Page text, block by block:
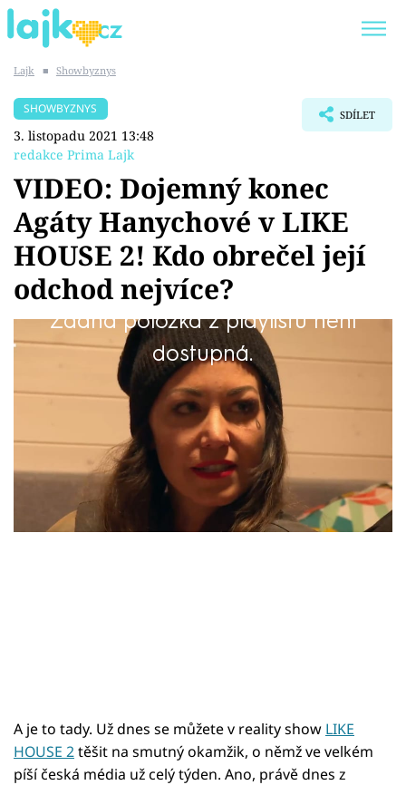
SHOPAHOLICADEL
Témata
Showbyznys
Youtubeři
Sex a vztahy
Sledujte prima+
Lajk ■ Showbyznys
SHOWBYZNYS
3. listopadu 2021 13:48
redakce Prima Lajk
SDÍLET
VIDEO: Dojemný konec
Agáty Hanychové v LIKE
HOUSE 2! Kdo obrečel její
odchod nejvíce?
Žádná položka z playlistu není
dostupná.
Poslední den Agáty Hanychové v oblíbené
reality show je tady! Jak se s jejím odchodem
vyrovnají ostatní influenceři?
A je to tady. Už dnes se můžete v reality show LIKE
HOUSE 2těšit na smutný okamžik, o němž ve velkém
píší česká média už celý týden. Ano, právě dnes z